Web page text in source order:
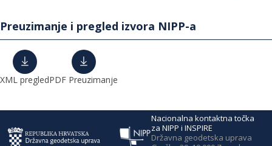
Preuzimanje i pregled izvora NIPP-a
XML pregledPDF Preuzimanje
Nacionalna kontaktna točka
za NIPP i INSPIRE
Državna geodetska uprava